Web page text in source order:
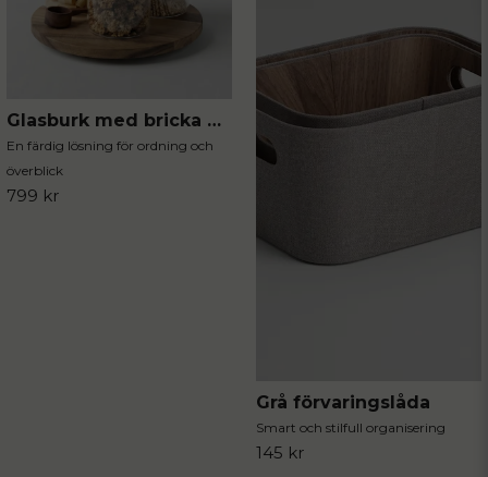
Glasburk med bricka 4-delar
En färdig lösning för ordning och
överblick
799 kr
Grå förvaringslåda
Smart och stilfull organisering
145 kr